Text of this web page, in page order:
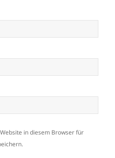
in diesem Browser für